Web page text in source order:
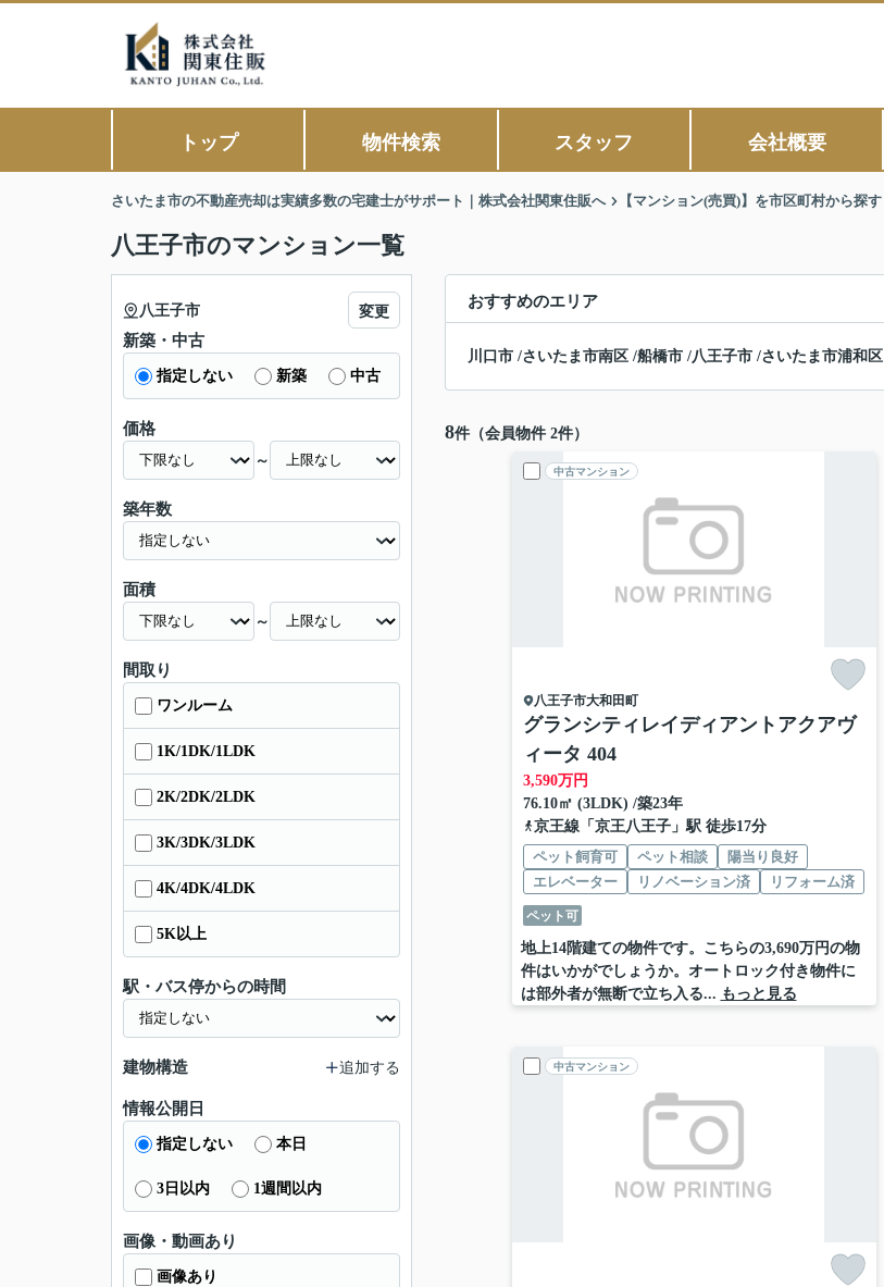
トップ 物件検索 スタッフ 会社概要
さいたま市の不動産売却は実績多数の宅建士がサポート｜株式会社関東住販へ 【マンション(売買)】を市区町村から探す
八王子市のマンション一覧
おすすめのエリア
川口市 /さいたま市南区 /船橋市 /八王子市 /さいたま市浦和区
8件（会員物件 2件）
中古マンション
八王子市大和田町
グランシティレイディアントアクアヴ
ィータ 404
3,590万円
76.10㎡ (3LDK) /築23年
京王線「 京王八王子」駅 徒歩17分
ペット飼育可
ペット相談
陽当り良好
エレベーター
リノベーション済 リフォーム済
ペット可
地上14階建ての物件です。こちらの3,690万円の物
件はいかがでしょうか。オートロック付き物件に
は部外者が無断で立ち入る... もっと見る
中古マンション
八王子市 変更
新築・中古
指定しない 新築 中古
価格
～
築年数
面積
～
間取り
ワンルーム
1K/1DK/1LDK
2K/2DK/2LDK
3K/3DK/3LDK
4K/4DK/4LDK
5K以上
駅・バス停からの時間
建物構造 追加する
情報公開日
指定しない 本日
3日以内 1週間以内
画像・動画あり
画像あり